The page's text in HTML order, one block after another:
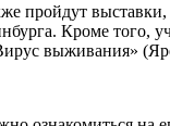
пройдут
Кроме
выживания»